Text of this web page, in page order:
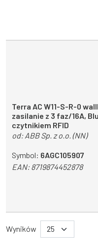
Terra AC W11-S-R-0
zasilanie z 3 faz/16A,
czytnikiem RFID
od: ABB Sp. z o.o. (NN)
Symbol: 6AGC105907
EAN:8719874452878
Wyników